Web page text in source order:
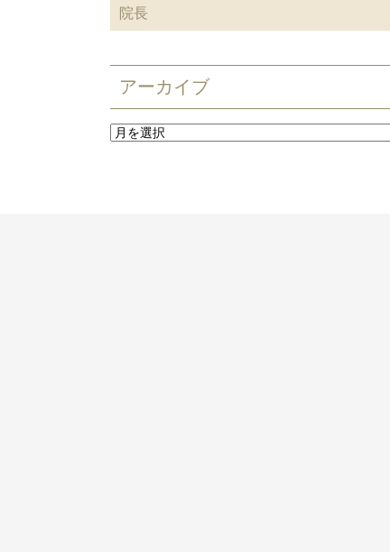
院長
アーカイブ